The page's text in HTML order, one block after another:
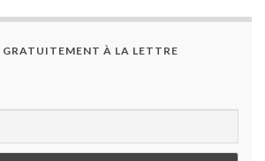
À LA LETTRE